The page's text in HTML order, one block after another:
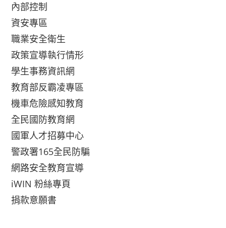
內部控制
資安專區
職業安全衛生
政策宣導執行情形
學生事務資訊網
教育部反霸凌專區
機車危險感知教育
全民國防教育網
國軍人才招募中心
警政署165全民防騙
網路安全教育宣導
iWIN 粉絲專頁
捐款意願書